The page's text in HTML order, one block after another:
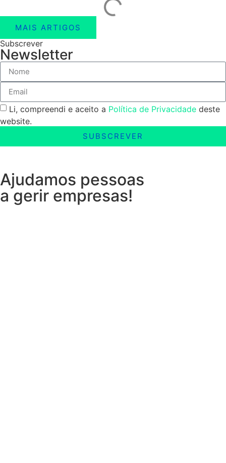
MAIS ARTIGOS
Subscrever
Newsletter
Li, compreendi e aceito a Política de Privacidade deste
website.
SUBSCREVER
Ajudamos pessoas
a gerir empresas!